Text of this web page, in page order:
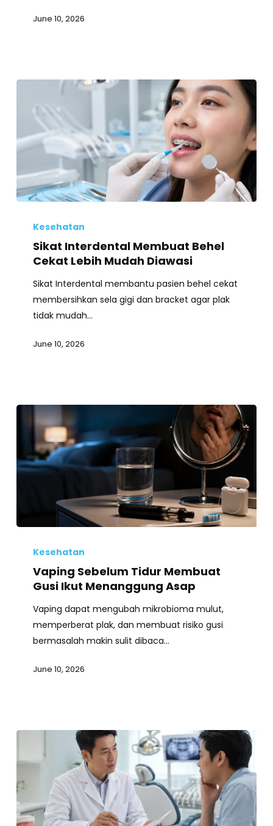
June 10, 2026
Interdental
Membuat
Behel
Lebih
Mudah
Diawasi
Kesehatan
Sikat Interdental Membuat Behel
Cekat Lebih Mudah Diawasi
Sikat Interdental membantu pasien behel cekat
membersihkan sela gigi dan bracket agar plak
tidak mudah…
June 10, 2026
Sebelum
Tidur
Membuat
Menanggung
Asap
Kesehatan
Vaping Sebelum Tidur Membuat
Gusi Ikut Menanggung Asap
Vaping dapat mengubah mikrobioma mulut,
memperberat plak, dan membuat risiko gusi
bermasalah makin sulit dibaca…
June 10, 2026